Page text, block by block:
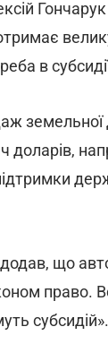
в
земельної
доларів,
що
право.
субсидій».